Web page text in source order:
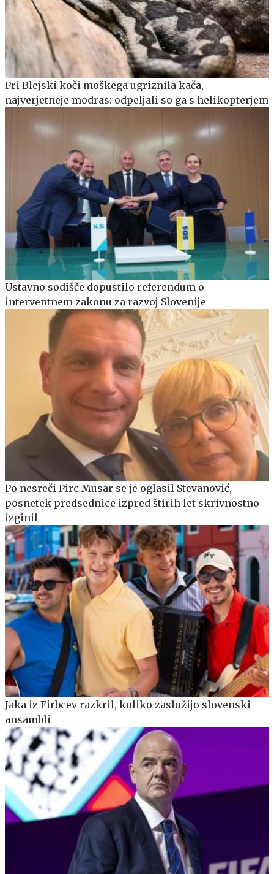
Pri Blejski koči moškega ugriznila kača,
najverjetneje modras: odpeljali so ga s helikopterjem
Ustavno sodišče dopustilo referendum o
interventnem zakonu za razvoj Slovenije
Po nesreči Pirc Musar se je oglasil Stevanović,
posnetek predsednice izpred štirih let skrivnostno
izginil
Jaka iz Firbcev razkril, koliko zaslužijo slovenski
ansambli